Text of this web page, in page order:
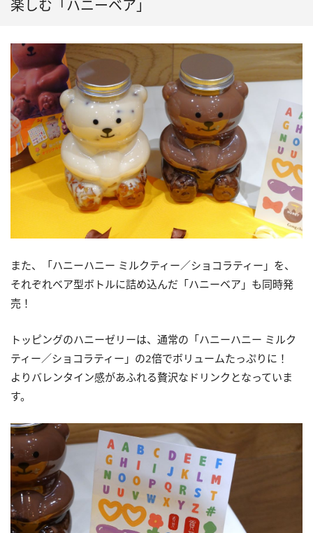
楽しむ「ハニーベア」
また、「ハニーハニー ミルクティー／ショコラティー」を、
それぞれベア型ボトルに詰め込んだ「ハニーベア」も同時発
売！
トッピングのハニーゼリーは、通常の「ハニーハニー ミルク
ティー／ショコラティー」の2倍でボリュームたっぷりに！
よりバレンタイン感があふれる贅沢なドリンクとなっていま
す。